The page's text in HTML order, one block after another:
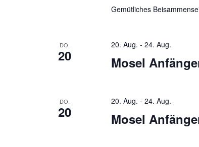
Gemütliches
DO.
20 Mosel
20. Aug. - 24. Aug.
DO.
20 Mosel
20. Aug. - 24. Aug.